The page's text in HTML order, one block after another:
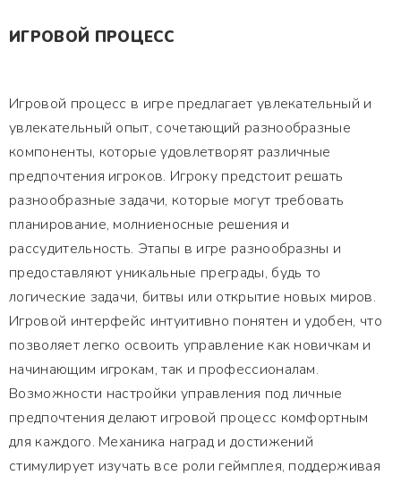
ИГРОВОЙ ПРОЦЕСС
Игровой процесс в игре предлагает увлекательный и
увлекательный опыт, сочетающий разнообразные
компоненты, которые удовлетворят различные
предпочтения игроков. Игроку предстоит решать
разнообразные задачи, которые могут требовать
планирование, молниеносные решения и
рассудительность. Этапы в игре разнообразны и
предоставляют уникальные преграды, будь то
логические задачи, битвы или открытие новых миров.
Игровой интерфейс интуитивно понятен и удобен, что
позволяет легко освоить управление как новичкам и
начинающим игрокам, так и профессионалам.
Возможности настройки управления под личные
предпочтения делают игровой процесс комфортным
для каждого. Механика наград и достижений
стимулирует изучать все роли геймплея, поддерживая